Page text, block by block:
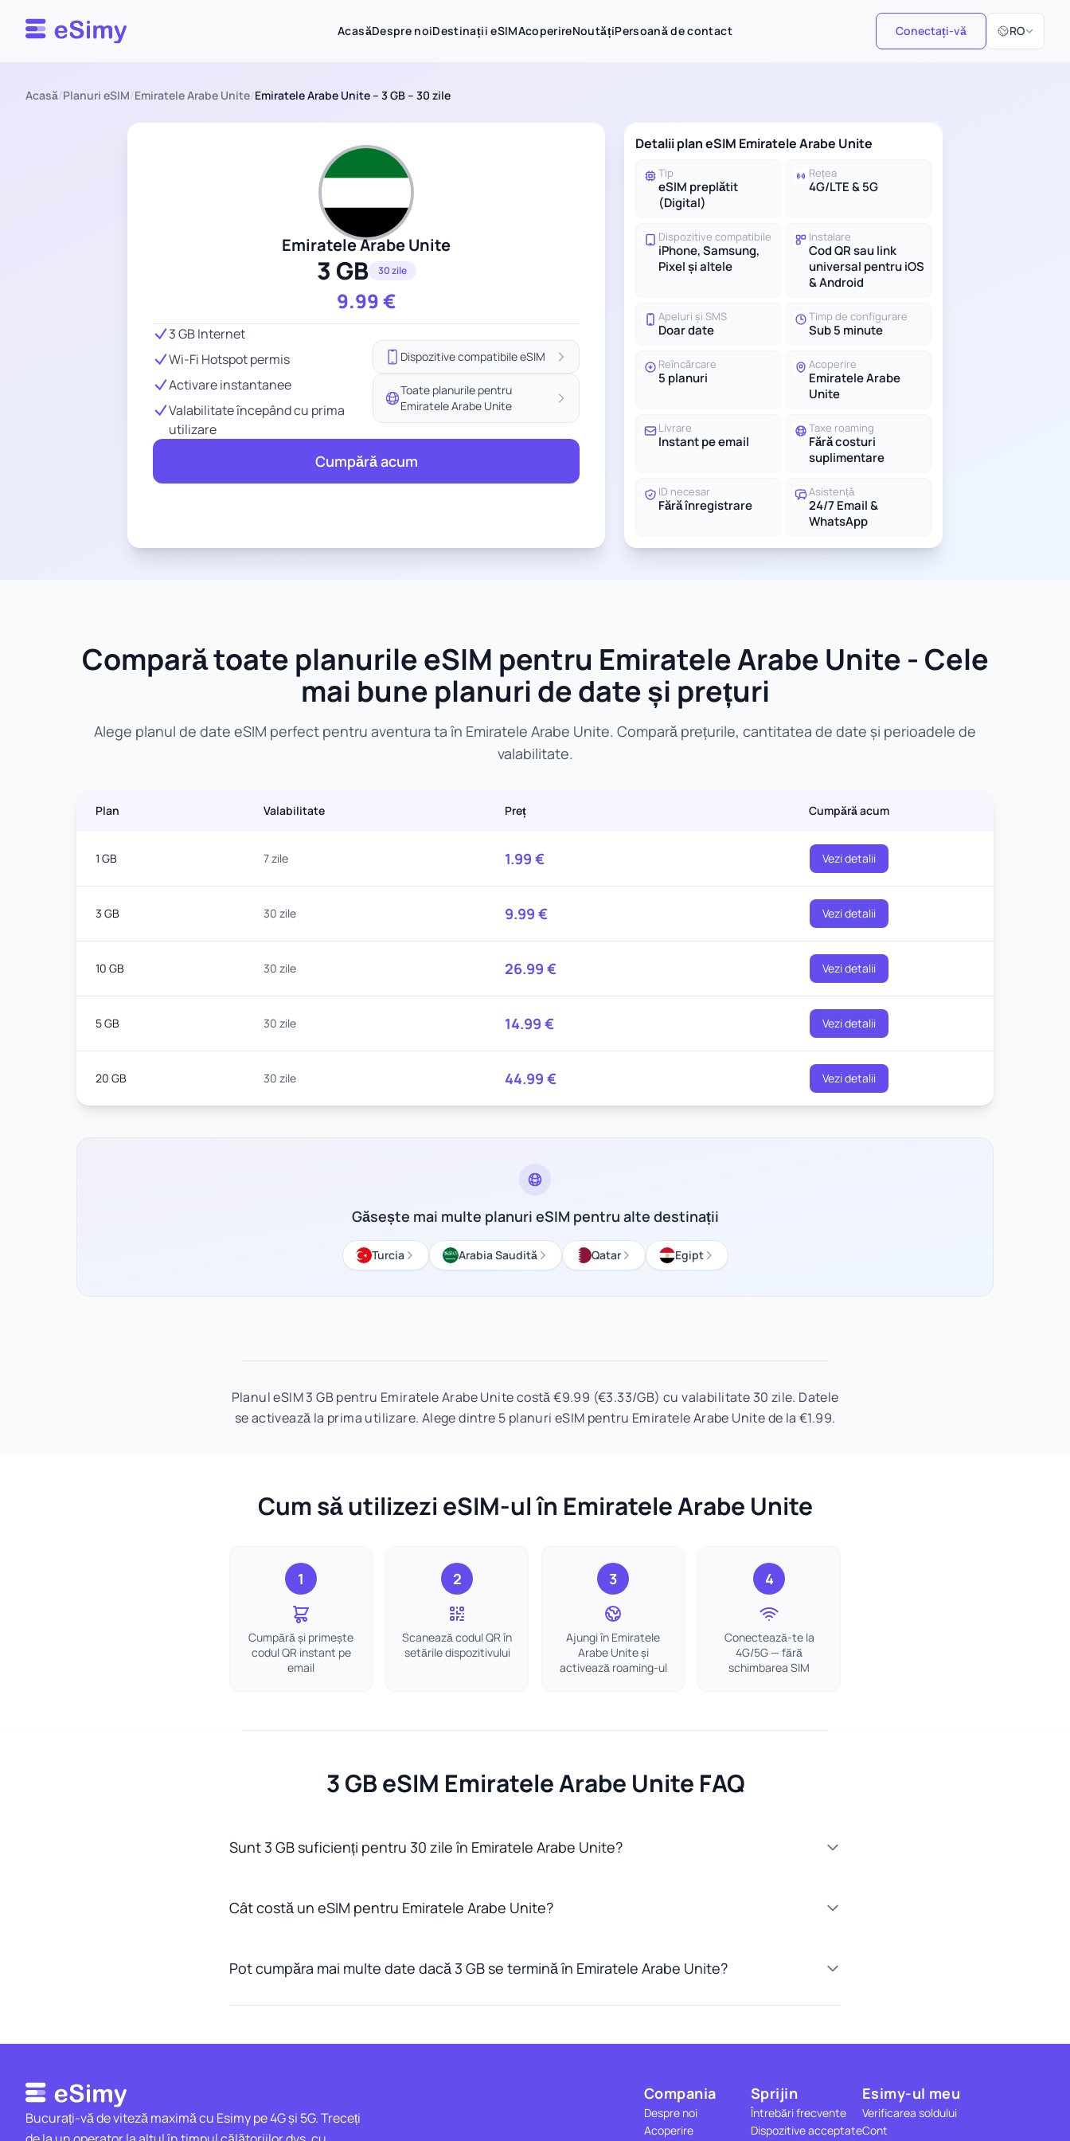
Esimy AcasăDespre noiDestinații eSIMAcoperireNoutățiPersoană de contact Conectați-vă RO
Selectați
Acasă/Planuri eSIM/Emiratele Arabe Unite/Emiratele Arabe Unite – 3 GB – 30 zile
Emiratele Arabe Unite
3 GB 30 zile
9.99€
3 GB Internet
Wi-Fi Hotspot permis
Activare instantanee
Valabilitate începând cu prima
utilizare
Dispozitive compatibile eSIM
Toate planurile pentru
Emiratele Arabe Unite
Cumpără acum
Detalii plan eSIM Emiratele Arabe Unite
Tip
eSIM preplătit
(Digital)
Rețea
4G/LTE & 5G
Dispozitive compatibile
iPhone, Samsung,
Pixel și altele
Instalare
Cod QR sau link
universal pentru iOS
& Android
Apeluri și SMS
Doar date
Timp de configurare
Sub 5 minute
Reîncărcare
5 planuri
Acoperire
Emiratele Arabe
Unite
Livrare
Instant pe email
Taxe roaming
Fără costuri
suplimentare
ID necesar
Fără înregistrare
Asistență
24/7 Email &
WhatsApp
Compară toate planurile eSIM pentru Emiratele Arabe Unite - Cele
mai bune planuri de date și prețuri
Alege planul de date eSIM perfect pentru aventura ta în Emiratele Arabe Unite. Compară prețurile, cantitatea de date și perioadele de
valabilitate.
Plan Valabilitate Preț Cumpără acum
1 GB 7 zile 1.99 € Vezi detalii
3 GB 30 zile 9.99 € Vezi detalii
10 GB 30 zile 26.99 € Vezi detalii
5 GB 30 zile 14.99 € Vezi detalii
20 GB 30 zile 44.99 € Vezi detalii
Găsește mai multe planuri eSIM pentru alte destinații
Turcia Arabia Saudită Qatar Egipt
Planul eSIM 3 GB pentru Emiratele Arabe Unite costă €9.99 (€3.33/GB) cu valabilitate 30 zile. Datele
se activează la prima utilizare. Alege dintre 5 planuri eSIM pentru Emiratele Arabe Unite de la €1.99.
Cum să utilizezi eSIM-ul în Emiratele Arabe Unite
1
Cumpără și primește
codul QR instant pe
email
2
Scanează codul QR în
setările dispozitivului
3
Ajungi în Emiratele
Arabe Unite și
activează roaming-ul
4
Conectează-te la
4G/5G — fără
schimbarea SIM
3 GB eSIM Emiratele Arabe Unite FAQ
Sunt 3 GB suficienți pentru 30 zile în Emiratele Arabe Unite?
Cât costă un eSIM pentru Emiratele Arabe Unite?
Pot cumpăra mai multe date dacă 3 GB se termină în Emiratele Arabe Unite?
Bucurați-vă de viteză maximă cu Esimy pe 4G și 5G. Treceți
Compania
Despre noi
Acoperire
Sprijin
Întrebări frecvente
Dispozitive acceptate
Esimy-ul meu
Verificarea soldului
Cont